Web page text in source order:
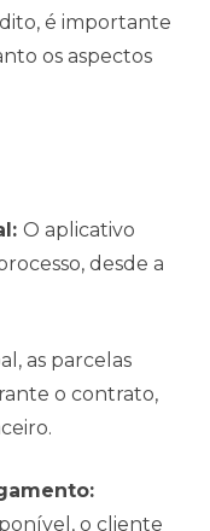
é importante
os aspectos
O aplicativo
desde a
as parcelas
o contrato,
o cliente